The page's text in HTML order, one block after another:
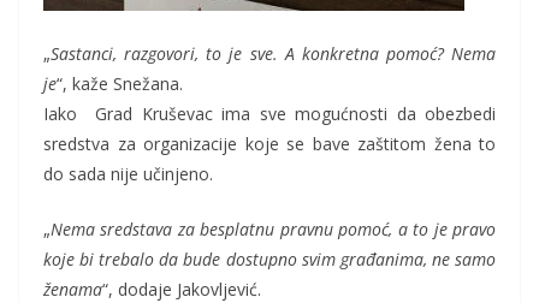
„Sastanci, razgovori, to je sve. A konkretna pomoć? Nema
je“, kaže Snežana.
Iako Grad Kruševac ima sve mogućnosti da obezbedi
sredstva za organizacije koje se bave zaštitom žena to
do sada nije učinjeno.
„Nema sredstava za besplatnu pravnu pomoć, a to je pravo
koje bi trebalo da bude dostupno svim građanima, ne samo
ženama“, dodaje Jakovljević.